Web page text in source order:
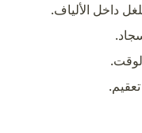
داخل الألياف.